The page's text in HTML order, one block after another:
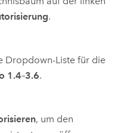
.
Dropdown-Liste für die
1.4–3.6.
, um den